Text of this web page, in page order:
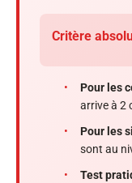
Critère
• Pour les
arrive à 2
•
Pour les
sont au
•
Test